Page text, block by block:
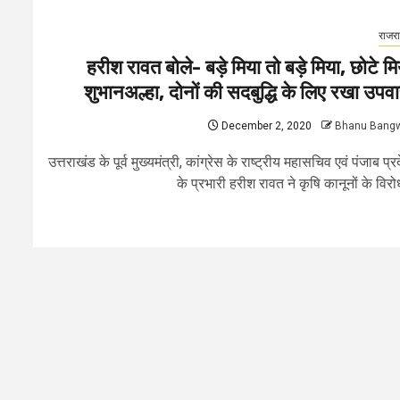
हरीश रावत बोले- बड़े मिया तो बड़े मिया, छोटे
शुभानअल्हा, दोनों की सदबुद्धि के लिए रखा
December 2, 2020 Bhanu
उत्तराखंड के पूर्व मुख्यमंत्री, कांग्रेस के राष्ट्रीय महासचिव एवं पंजाब
के प्रभारी हरीश रावत ने कृषि कानूनों के